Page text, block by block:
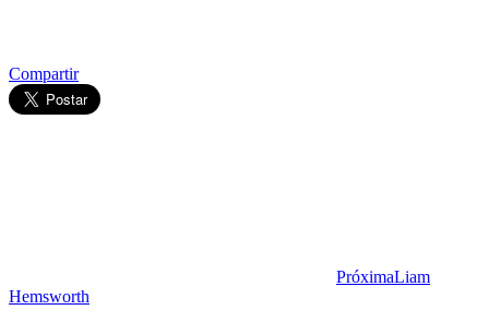
Compartir
PróximaLiam
Hemsworth